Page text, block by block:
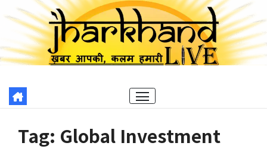
Tag: Global Investment